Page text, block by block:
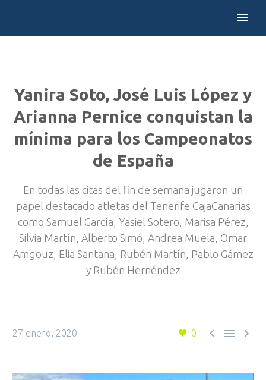
Yanira Soto, José Luis López y
Arianna Pernice conquistan la
mínima para los Campeonatos
de España
En todas las citas del fin de semana jugaron un
papel destacado atletas del Tenerife CajaCanarias
como Samuel García, Yasiel Sotero, Marisa Pérez,
Silvia Martín, Alberto Simó, Andrea Muela, Omar
Amgouz, Elia Santana, Rubén Martín, Pablo Gámez
y Rubén Hernéndez
0   
27 enero, 2020